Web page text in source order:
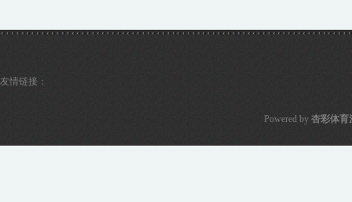
友情链接：
Powered by 杏彩体育